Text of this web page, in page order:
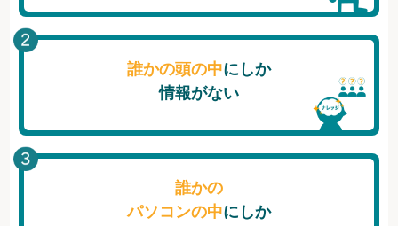
誰かの頭の中にしか
情報がない
誰かの
パソコンの中にしか